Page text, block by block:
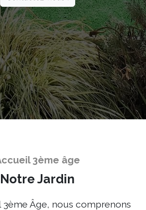
3ème âge
Notre Jardin
3ème Âge, nous comprenons